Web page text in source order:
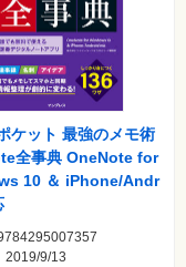
ケット 最強のメモ術
全事典 OneNote for
10 ＆ iPhone/Andr
2019/9/13